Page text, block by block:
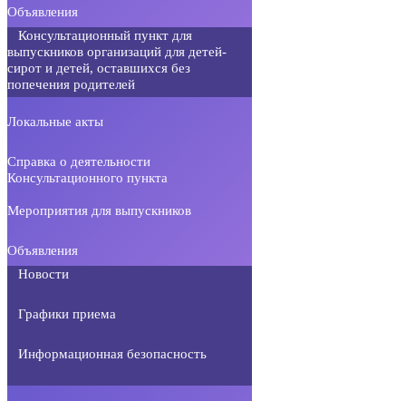
Объявления
Консультационный пункт для
выпускников организаций для детей-
сирот и детей, оставшихся без
попечения родителей
Локальные акты
Справка о деятельности
Консультационного пункта
Мероприятия для выпускников
Объявления
Новости
Графики приема
Информационная безопасность